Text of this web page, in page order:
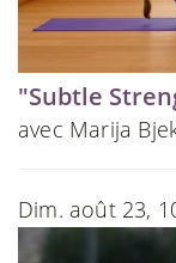
"Subtle
avec Marija
Dim. août 23,